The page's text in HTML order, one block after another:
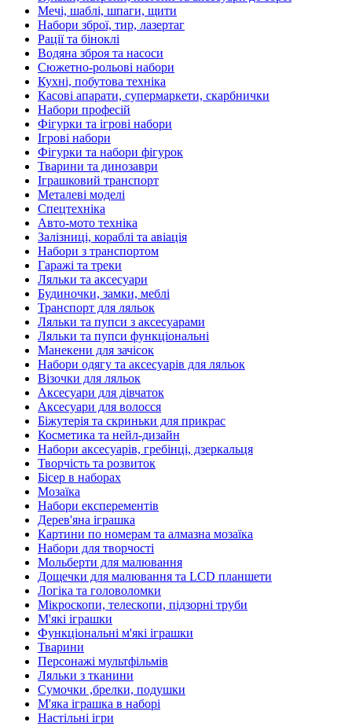
Мечі, шаблі, шпаги, щити
Набори зброї, тир, лазертаг
Рації та біноклі
Водяна зброя та насоси
Сюжетно-рольові набори
Кухні, побутова техніка
Касові апарати, супермаркети, скарбнички
Набори професій
Фігурки та ігрові набори
Ігрові набори
Фігурки та набори фігурок
Тварини та динозаври
Іграшковий транспорт
Металеві моделі
Спецтехніка
Авто-мото техніка
Залізниці, кораблі та авіація
Набори з транспортом
Гаражі та треки
Ляльки та аксесуари
Будиночки, замки, меблі
Транспорт для ляльок
Ляльки та пупси з аксесуарами
Ляльки та пупси функціональні
Манекени для зачісок
Набори одягу та аксесуарів для ляльок
Візочки для ляльок
Аксесуари для дівчаток
Аксесуари для волосся
Біжутерія та скриньки для прикрас
Косметика та нейл-дизайн
Набори аксесуарів, гребінці, дзеркальця
Творчість та розвиток
Бісер в наборах
Мозаїка
Набори експерементів
Дерев'яна іграшка
Картини по номерам та алмазна мозаїка
Набори для творчості
Мольберти для малювання
Дощечки для малювання та LCD планшети
Логіка та головоломки
Мікроскопи, телескопи, підзорні труби
М'які іграшки
Функціональні м'які іграшки
Тварини
Персонажі мультфільмів
Ляльки з тканини
Сумочки ,брелки, подушки
М'яка іграшка в наборі
Настільні ігри